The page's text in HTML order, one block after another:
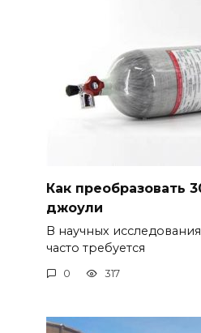
Как преобразовать
джоули
В научных
часто требуется
0 317